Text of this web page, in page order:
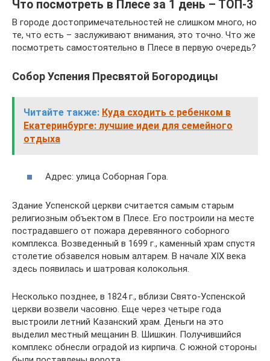
Что посмотреть в Плесе за 1 день – ТОП-3
В городе достопримечательностей не слишком много, но
те, что есть – заслуживают внимания, это точно. Что же
посмотреть самостоятельно в Плесе в первую очередь?
Собор Успения Пресвятой Богородицы
Читайте также: Куда сходить с ребенком в
Екатеринбурге: лучшие идеи для семейного
отдыха
Адрес: улица Соборная Гора.
Здание Успенской церкви считается самым старым
религиозным объектом в Плесе. Его построили на месте
пострадавшего от пожара деревянного соборного
комплекса. Возведенный в 1699 г., каменный храм спустя
столетие обзавелся новым алтарем. В начале XIX века
здесь появилась и шатровая колокольня.
Несколько позднее, в 1824 г., вблизи Свято-Успенской
церкви возвели часовню. Еще через четыре года
выстроили летний Казанский храм. Деньги на это
выделил местный мещанин В. Шишкин. Получившийся
комплекс обнесли оградой из кирпича. С южной стороны